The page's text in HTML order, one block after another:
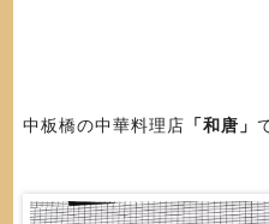
中板橋の中華料理店 「和唐」